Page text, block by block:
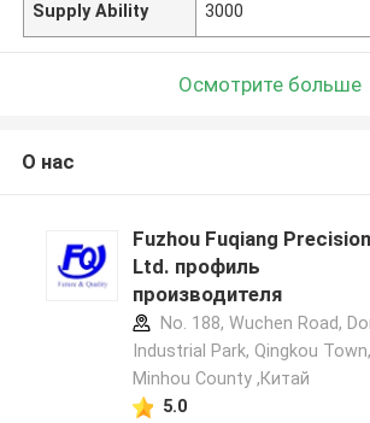
Supply Ability 3000
Осмотрите больше
О нас
Fuzhou Fuqiang
Ltd. профиль
производителя
No. 188, Wuchen Road,
Industrial Park, Qingkou Town,
Minhou County ,Китай
5.0